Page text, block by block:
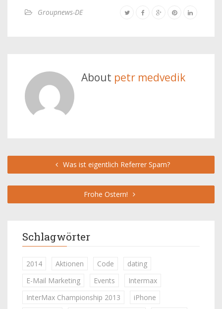
Groupnews-DE
About petr medvedik
Was ist eigentlich Referrer Spam?
Frohe Ostern!
Schlagwörter
2014 Aktionen Code
dating
E-Mail Marketing
Events
Intermax
InterMax Championship 2013
iPhone